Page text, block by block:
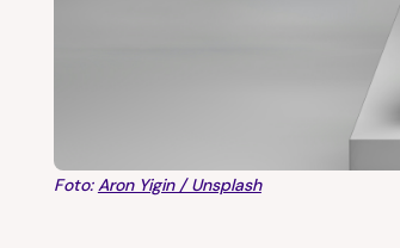
Foto:Aron Yigin / Unsplash